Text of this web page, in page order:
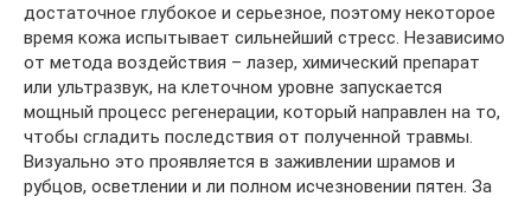
достаточное глубокое и серьезное, поэтому некоторое
время кожа испытывает сильнейший стресс. Независимо
от метода воздействия – лазер, химический препарат
или ультразвук, на клеточном уровне запускается
мощный процесс регенерации, который направлен на то,
чтобы сгладить последствия от полученной травмы.
Визуально это проявляется в заживлении шрамов и
рубцов, осветлении и ли полном исчезновении пятен. За